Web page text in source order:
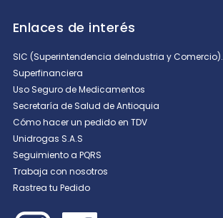
Enlaces de interés
SIC (Superintendencia deIndustria y Comercio).
Superfinanciera
Uso Seguro de Medicamentos
Secretaría de Salud de Antioquia
Cómo hacer un pedido en TDV
Unidrogas S.A.S
Seguimiento a PQRS
Trabaja con nosotros
Rastrea tu Pedido